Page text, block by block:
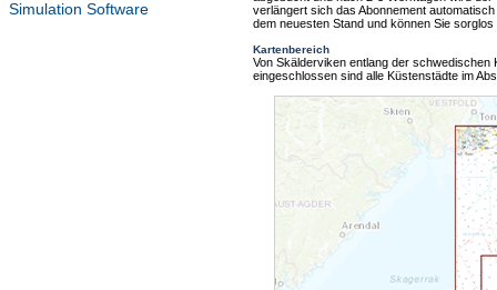
Simulation Software
verlängert sich das Abonnement
dem neuesten Stand und können Sie sorglos
Kartenbereich
Von Skälderviken entlang der
eingeschlossen sind alle Küstenstädte im